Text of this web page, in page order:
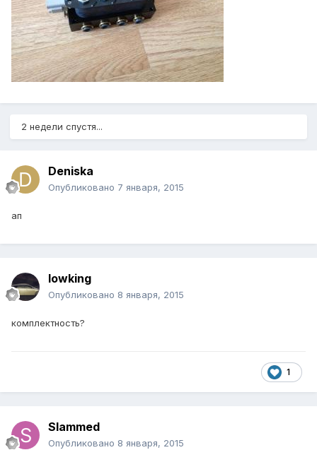
2 недели спустя...
Deniska
Опубликовано 7 января, 2015
ап
lowking
Опубликовано 8 января, 2015
комплектность?
1
Slammed
Опубликовано 8 января, 2015